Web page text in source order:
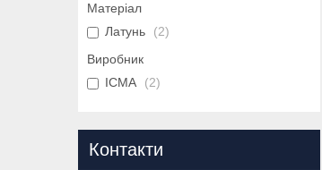
Матеріал
Латунь
2
Виробник
ICMA
2
Контакти